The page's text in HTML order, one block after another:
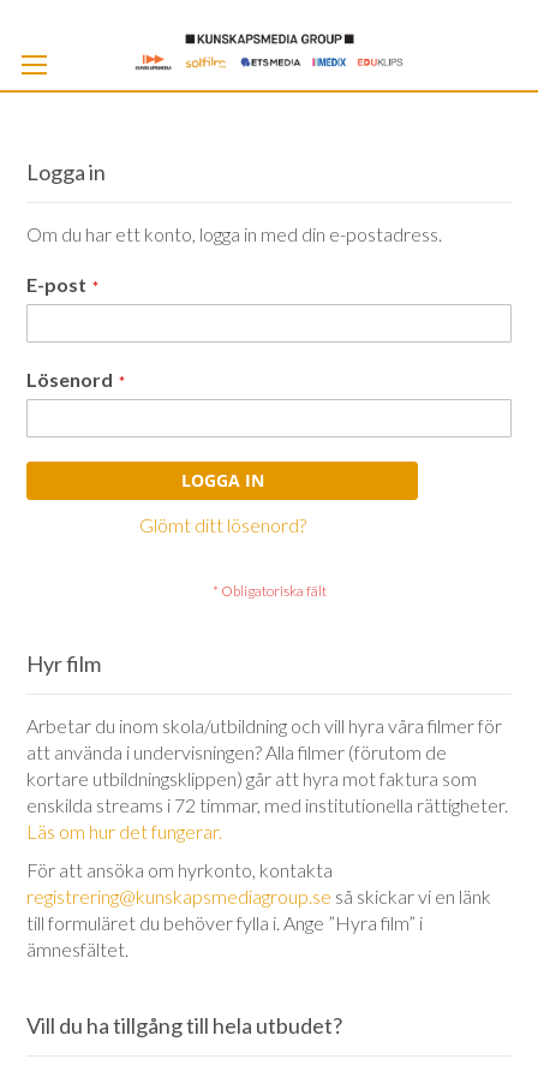
Logga in
Om du har ett konto, logga in med din e-postadress.
E-post
Lösenord
LOGGA IN
Glömt ditt lösenord?
Hyr film
Arbetar du inom skola/utbildning och vill hyra våra filmer för
att använda i undervisningen? Alla filmer (förutom de
kortare utbildningsklippen) går att hyra mot faktura som
enskilda streams i 72 timmar, med institutionella rättigheter.
Läs om hur det fungerar.
För att ansöka om hyrkonto, kontakta
registrering@kunskapsmediagroup.se så skickar vi en länk
till formuläret du behöver fylla i. Ange ”Hyra film” i
ämnesfältet.
Vill du ha tillgång till hela utbudet?